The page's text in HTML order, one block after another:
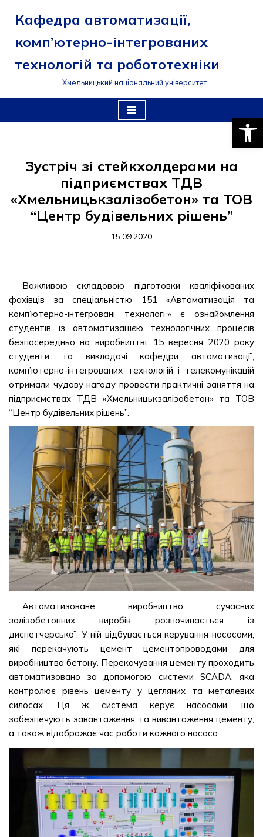
Перейти
до
вмісту
Кафедра автоматизації,
комп’ютерно-інтегрованих
технологій та робототехніки
Хмельницький національний університет
Зустріч зі стейкхолдерами на
підприємствах ТДВ
«Хмельницькзалізобетон» та ТОВ
“Центр будівельних рішень”
15.09.2020
Важливою складовою підготовки кваліфікованих
фахівців за спеціальністю 151 «Автоматизація та
комп’ютерно-інтегровані технології» є ознайомлення
студентів із автоматизацією технологічних процесів
безпосередньо на виробництві. 15 вересня 2020 року
студенти та викладачі кафедри автоматизації,
комп’ютерно-інтегрованих технологій і телекомунікацій
отримали чудову нагоду провести практичні заняття на
підприємствах ТДВ «Хмельницькзалізобетон» та ТОВ
“Центр будівельних рішень”.
Автоматизоване виробництво сучасних
залізобетонних виробів розпочинається із
диспетчерської. У ній відбувається керування насосами,
які перекачують цемент цементопроводами для
виробництва бетону. Перекачування цементу проходить
автоматизовано за допомогою системи SCADA, яка
контролює рівень цементу у цегляних та металевих
силосах. Ця ж система керує насосами, що
забезпечують завантаження та вивантаження цементу,
а також відображає час роботи кожного насоса.